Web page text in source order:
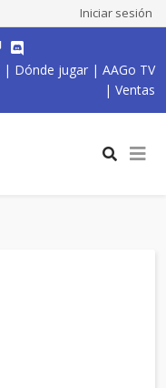
Iniciar sesión
| Dónde jugar | AAGo TV
| Ventas